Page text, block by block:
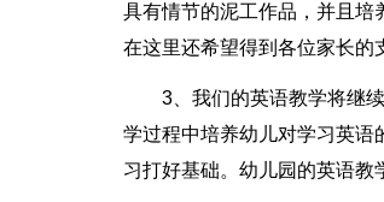
具有情节的泥工作品，并且培
在这里还希望得到各位家长的
3、我们的英语教学将继
学过程中培养幼儿对学习英语
习打好基础。幼儿园的英语教